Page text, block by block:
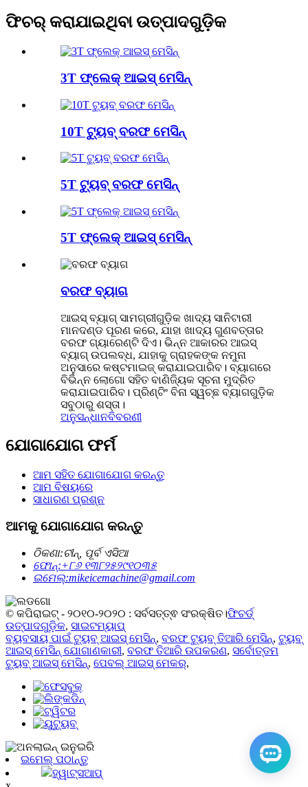
ଫିଚର୍ କରାଯାଇଥିବା ଉତ୍ପାଦଗୁଡ଼ିକ
3T ଫ୍ଲେକ୍ ଆଇସ୍ ମେସିନ୍
10T ଟ୍ୟୁବ୍ ବରଫ ମେସିନ୍
5T ଟ୍ୟୁବ୍ ବରଫ ମେସିନ୍
5T ଫ୍ଲେକ୍ ଆଇସ୍ ମେସିନ୍
ବରଫ ବ୍ୟାଗ
ଆଇସ୍ ବ୍ୟାଗ୍ ସାମଗ୍ରୀଗୁଡ଼ିକ ଖାଦ୍ୟ ସାନିଟାରୀ
ମାନଦଣ୍ଡ ପୂରଣ କରେ, ଯାହା ଖାଦ୍ୟ ଗୁଣବତ୍ତାର
ବରଫ ଗ୍ୟାରେଣ୍ଟି ଦିଏ। ଭିନ୍ନ ଆକାରର ଆଇସ୍
ବ୍ୟାଗ୍ ଉପଲବ୍ଧ, ଯାହାକୁ ଗ୍ରାହକଙ୍କ ନମୁନା
ଅନୁସାରେ କଷ୍ଟମାଇଜ୍ କରାଯାଇପାରିବ। ବ୍ୟାଗରେ
ବିଭିନ୍ନ ଲୋଗୋ ସହିତ ବାଣିଜ୍ୟିକ ସୂଚନା ମୁଦ୍ରିତ
କରାଯାଇପାରିବ। ପ୍ରିଣ୍ଟିଂ ବିନା ସ୍ୱଚ୍ଛ ବ୍ୟାଗଗୁଡ଼ିକ
ସବୁଠାରୁ ଶସ୍ତା।
ଅନୁସନ୍ଧାନବିବରଣୀ
ଯୋଗାଯୋଗ ଫର୍ମ
ଆମ ସହିତ ଯୋଗାଯୋଗ କରନ୍ତୁ
ଆମ ବିଷୟରେ
ସାଧାରଣ ପ୍ରଶ୍ନ
ଆମକୁ ଯୋଗାଯୋଗ କରନ୍ତୁ
ଠିକଣା:ଚୀନ୍, ପୂର୍ବ ଏସିଆ
ଫୋନ୍:+୮୬ ୧୩୮୨୫୨୯୧୦୩୫
ଇମେଲ୍:mikeicemachine@gmail.com
© କପିରାଇଟ୍ - ୨୦୧୦-୨୦୨୦ : ସର୍ବସତ୍ତ୍ଵ ସଂରକ୍ଷିତ।ଫିଚର୍ଡ୍
ଉତ୍ପାଦଗୁଡ଼ିକ, ସାଇଟମ୍ୟାପ୍
ବ୍ୟବସାୟ ପାଇଁ ଟ୍ୟୁବ୍ ଆଇସ୍ ମେସିନ୍, ବରଫ ଟ୍ୟୁବ୍ ତିଆରି ମେସିନ୍, ଟ୍ୟୁବ୍
ଆଇସ୍ ମେସିନ୍ ଯୋଗାଣକାରୀ, ବରଫ ତିଆରି ଉପକରଣ, ସର୍ବୋତ୍ତମ
ଟ୍ୟୁବ୍ ଆଇସ୍ ମେସିନ୍, ପେବଲ୍ ଆଇସ୍ ମେକର୍,
ଇମେଲ୍ ପଠାନ୍ତୁ
ହ୍ୱାଟ୍ସଆପ୍